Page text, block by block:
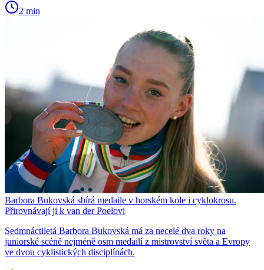
2 min
Barbora Bukovská sbírá medaile v horském kole i cyklokrosu.
Přirovnávají ji k van der Poelovi
Sedmnáctiletá Barbora Bukovská má za necelé dva roky na
juniorské scéně nejméně osm medailí z mistrovství světa a Evropy
ve dvou cyklistických disciplínách.